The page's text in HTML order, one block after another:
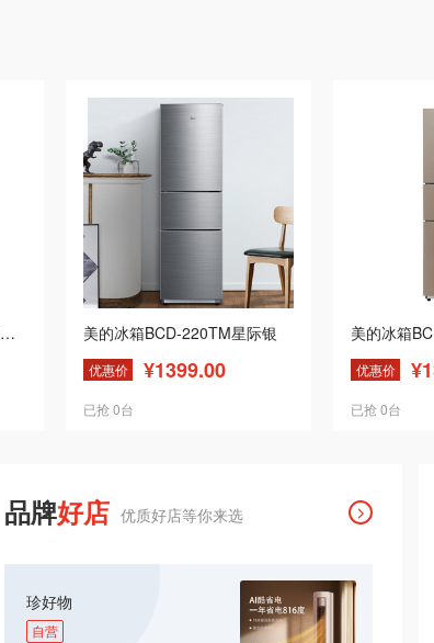
美的冰箱BCD-213TM(E)阳光米 美的冰箱BCD-220TM星际银
优惠价 ¥1399.00
已抢 0台
优惠价
已抢 0台
品牌好店 优质好店等你来选
珍好物
自营